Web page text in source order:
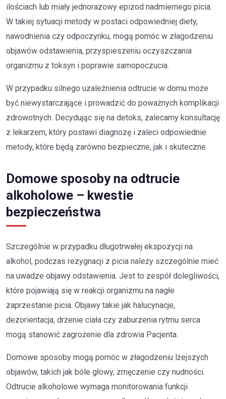
ilościach lub miały jednorazowy epizod nadmiernego picia.
W takiej sytuacji metody w postaci odpowiedniej diety,
nawodnienia czy odpoczynku, mogą pomóc w złagodzeniu
objawów odstawienia, przyspieszeniu oczyszczania
organizmu z toksyn i poprawie samopoczucia.
W przypadku silnego uzależnienia odtrucie w domu może
być niewystarczające i prowadzić do poważnych komplikacji
zdrowotnych. Decydując się na detoks, zalecamy konsultację
z lekarzem, który postawi diagnozę i zaleci odpowiednie
metody, które będą zarówno bezpieczne, jak i skuteczne.
Domowe sposoby na odtrucie
alkoholowe – kwestie
bezpieczeństwa
Szczególnie w przypadku długotrwałej ekspozycji na
alkohol, podczas rezygnacji z picia należy szczególnie mieć
na uwadze objawy odstawienia. Jest to zespół dolegliwości,
które pojawiają się w reakcji organizmu na nagłe
zaprzestanie picia. Objawy takie jak halucynacje,
dezorientacja, drżenie ciała czy zaburzenia rytmu serca
mogą stanowić zagrożenie dla zdrowia Pacjenta.
Domowe sposoby mogą pomóc w złagodzeniu lżejszych
objawów, takich jak bóle głowy, zmęczenie czy nudności.
Odtrucie alkoholowe wymaga monitorowania funkcji